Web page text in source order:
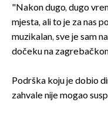
"Nakon dugo, dugo
mjesta, ali to je za nas
muzikalan, sve je sam
dočeku na
Podrška koju je dobio
zahvale nije mogao